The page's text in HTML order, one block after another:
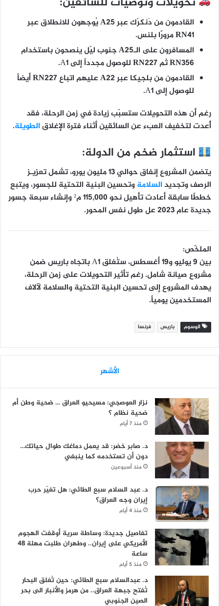
القادمون مندَنكرْك عبر A25
يُوجهون للانطلاق عبر
RN41 مرورًا بلنس
.
المسافرون على الـA25 جنوب ليّل
ينصحون باستخدام
RN356 ثم RN227
للوصول مجدداً إلى A1.
القادمون منبلجيكا عبر A22 عليهم اتباعRN227أيضاً
للوصول إلى A1.
رغم أن هذه التحويلات ستسبّب زيادة في زمن الرحلة، فقد
أُعدت لتخفيف العبء عن السائقين أثناء فترة الإغلاقالطويلة.
استثمار ضخم من الدولة:
يتضمن المشروع إنفاق حوالي13 مليون يورو
، تشمل تعزيـز
الرصف وتجديدالسلامةوتحسين البنية التحتية للجسور، ويتبع
خططًا سابقة أعادت تأهيل نحو 115,000 م² وإنشاء سبعة جسور
جديدة عام 2023 عل طول نفس المحور.
الملخّص:
بين 9 يوليو و19 أغسطس، ستُغلق A1 باتجاه باريس ضمن
مشروع صيانة شامل. رغم تأثير التحويلات على زمن الرحلة،
يهدف المشروع إلى تحسين البنية التحتية والسلامة لآلاف
المستخدمين يومياً.
الوسوم باريس فرنسا
الأشهر
نزار العوصجي: مسيحيو العراق … ضحية وطن أم
ضحية نظام ؟
منذ 7 أيام
د. صابر خضر: قد يعمل دماغك طوال حياتك…
دون أن تستخدمه كما ينبغي
منذ أسبوعين
د. عبد السلام سبع الطائي: هل تغيّر حرب
إيران وجه العراق؟
منذ 4 أيام
تفاصيل جديدة: وساطة سرية أوقفت الهجوم
الأمريكي على إيران.. وطهران طلبت مهلة 48
ساعة
منذ 5 أيام
د. عبدالسلام سبع الطائي: حين تُغلق البحار
تُفتح جبهة العراق.. من هرمز والأنبار الى بحر
الصين الجنوبي